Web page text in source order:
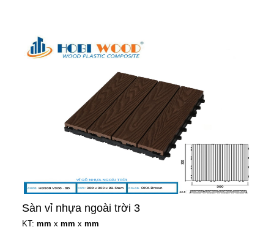
Sàn vỉ nhựa ngoài trời 3
KT: mm x mm x mm